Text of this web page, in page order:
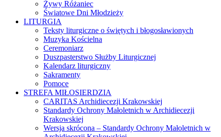
Żywy Różaniec
Światowe Dni Młodzieży
LITURGIA
Teksty liturgiczne o świętych i błogosławionych
Muzyka Kościelna
Ceremoniarz
Duszpasterstwo Służby Liturgicznej
Kalendarz liturgiczny
Sakramenty
Pomoce
STREFA MIŁOSIERDZIA
CARITAS Archidiecezji Krakowskiej
Standardy Ochrony Małoletnich w Archidiecezji
Krakowskiej
Wersja skrócona – Standardy Ochrony Małoletnich w